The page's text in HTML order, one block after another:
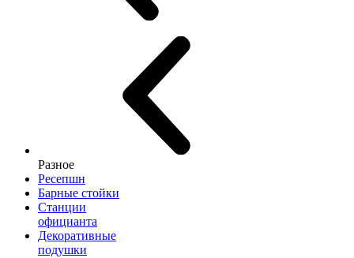
Разное
Ресепшн
Барные стойки
Станции
официанта
Декоративные
подушки